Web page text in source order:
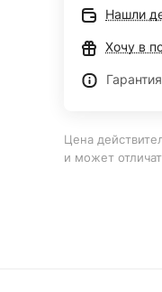
Нашли
Хочу в
Цена
и может